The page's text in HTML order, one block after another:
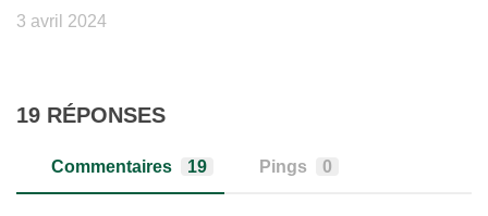
3 avril 2024
19 RÉPONSES
Commentaires 19 Pings 0